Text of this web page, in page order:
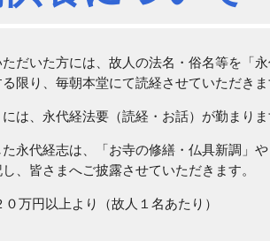
だいた方には、故人の法名・俗名等を「
限り、毎朝本堂にて読経させていただきま
には、永代経法要（読経・お話）が勤まりま
永代経志は、「お寺の修繕・仏具新調」
、皆さまへご披露させていただきます。
万円以上より（故人１名あたり）